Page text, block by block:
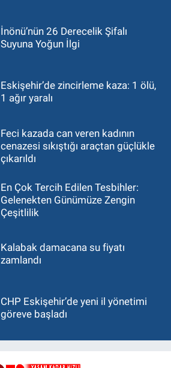
İnönü’nün 26 Derecelik Şifalı
Suyuna Yoğun İlgi
Eskişehir’de zincirleme kaza: 1 ölü,
1 ağır yaralı
Feci kazada can veren kadının
cenazesi sıkıştığı araçtan güçlükle
çıkarıldı
En Çok Tercih Edilen Tesbihler:
Gelenekten Günümüze Zengin
Çeşitlilik
Kalabak damacana su fiyatı
zamlandı
CHP Eskişehir’de yeni il yönetimi
göreve başladı